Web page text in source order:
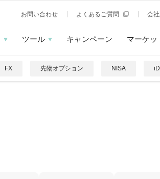
お問い合わせ よくあるご質問 会
ツール キャンペーン マーケッ
FX 先物オプション NISA